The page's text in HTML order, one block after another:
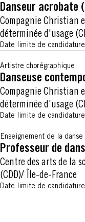
Danseur acrobate
Compagnie Christian
déterminée d'usage
Date limite de
Artistre chorégraphique
Danseuse
Compagnie Christian
déterminée d'usage
Date limite de
Enseignement de la danse
Professeur de
Centre des arts de la
(CDD) Île-de-France
Date limite de